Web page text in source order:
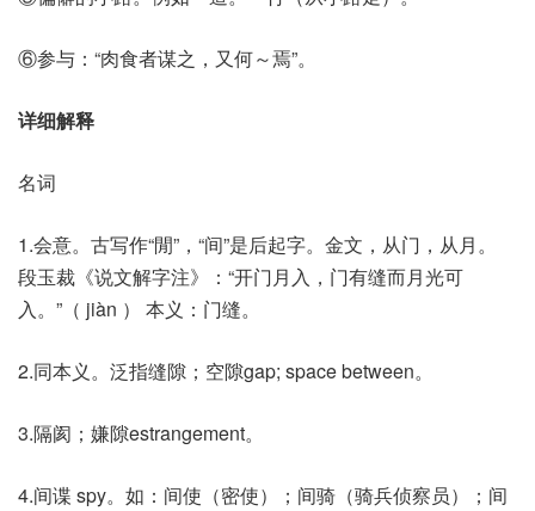
⑥参与：“肉食者谋之，又何～焉”。
详细解释
名词
1.会意。古写作“閒”，“间”是后起字。金文，从门，从月。
段玉裁《说文解字注》：“开门月入，门有缝而月光可
入。”（ jiàn ） 本义：门缝。
2.同本义。泛指缝隙；空隙gap; space between。
3.隔阂；嫌隙estrangement。
4.间谍 spy。如：间使（密使）；间骑（骑兵侦察员）；间